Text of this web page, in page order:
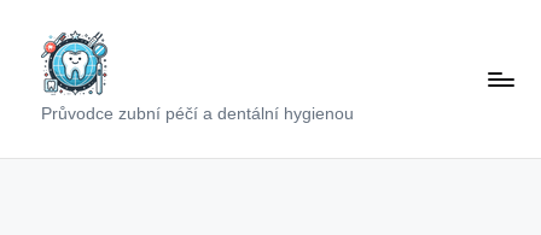
contentPrůvodce zubní péčí a dentální hygienou